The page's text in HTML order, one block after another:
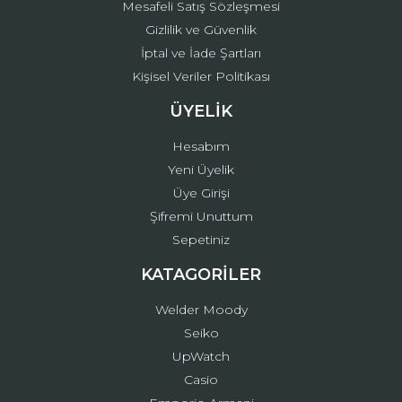
Mesafeli Satış Sözleşmesi
Gizlilik ve Güvenlik
İptal ve İade Şartları
Kişisel Veriler Politikası
ÜYELİK
Hesabım
Yeni Üyelik
Üye Girişi
Şifremi Unuttum
Sepetiniz
KATAGORİLER
Welder Moody
Seiko
UpWatch
Casio